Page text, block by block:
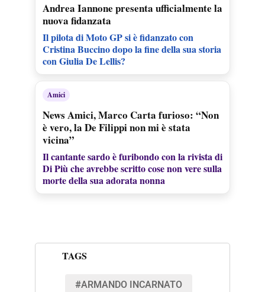
Andrea Iannone presenta ufficialmente la
nuova fidanzata
Il pilota di Moto GP si è fidanzato con
Cristina Buccino dopo la fine della sua storia
con Giulia De Lellis?
Amici
News Amici, Marco Carta furioso: “Non
è vero, la De Filippi non mi è stata
vicina”
Il cantante sardo è furibondo con la rivista di
Di Più che avrebbe scritto cose non vere sulla
morte della sua adorata nonna
TAGS
#ARMANDO INCARNATO